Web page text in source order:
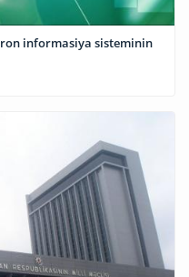
informasiya sisteminin